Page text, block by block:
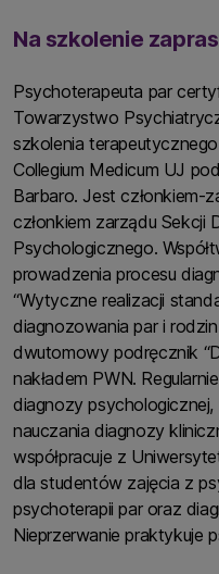
Na szkolenie
Psychoterapeuta par
Towarzystwo
szkolenia
Collegium Medicum UJ
Barbaro. Jest członkiem-
członkiem zarządu
Psychologicznego.
prowadzenia procesu
“Wytyczne realizacji
diagnozowania par i
dwutomowy podręcznik
nakładem PWN.
diagnozy
nauczania diagnozy
współpracuje z
dla studentów zajęcia z
psychoterapii par oraz
Nieprzerwanie praktykuje